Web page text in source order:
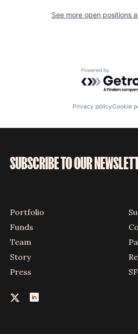
See more open positions
Powered by
Privacy policyCookie
SUBSCRIBE TO OUR
Portfolio
Funds
Team
Story
Press